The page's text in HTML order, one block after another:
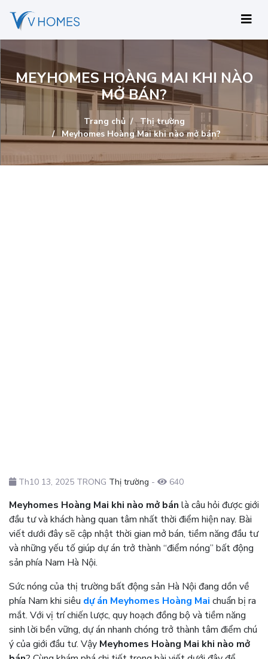
MEYHOMES HOÀNG MAI KHI NÀO
MỞ BÁN?
Trang chủ
Thị trường
Meyhomes Hoàng Mai khi nào mở bán?
Th10 13, 2025 TRONG Thị trường - 640
Meyhomes Hoàng Mai khi nào mở bán là câu hỏi được giới
đầu tư và khách hàng quan tâm nhất thời điểm hiện nay. Bài
viết dưới đây sẽ cập nhật thời gian mở bán, tiềm năng đầu tư
và những yếu tố giúp dự án trở thành “điểm nóng” bất động
sản phía Nam Hà Nội.
Sức nóng của thị trường bất động sản Hà Nội đang dồn về
phía Nam khi siêu dự án Meyhomes Hoàng Mai chuẩn bị ra
mắt. Với vị trí chiến lược, quy hoạch đồng bộ và tiềm năng
sinh lời bền vững, dự án nhanh chóng trở thành tâm điểm chú
ý của giới đầu tư. Vậy Meyhomes Hoàng Mai khi nào mở